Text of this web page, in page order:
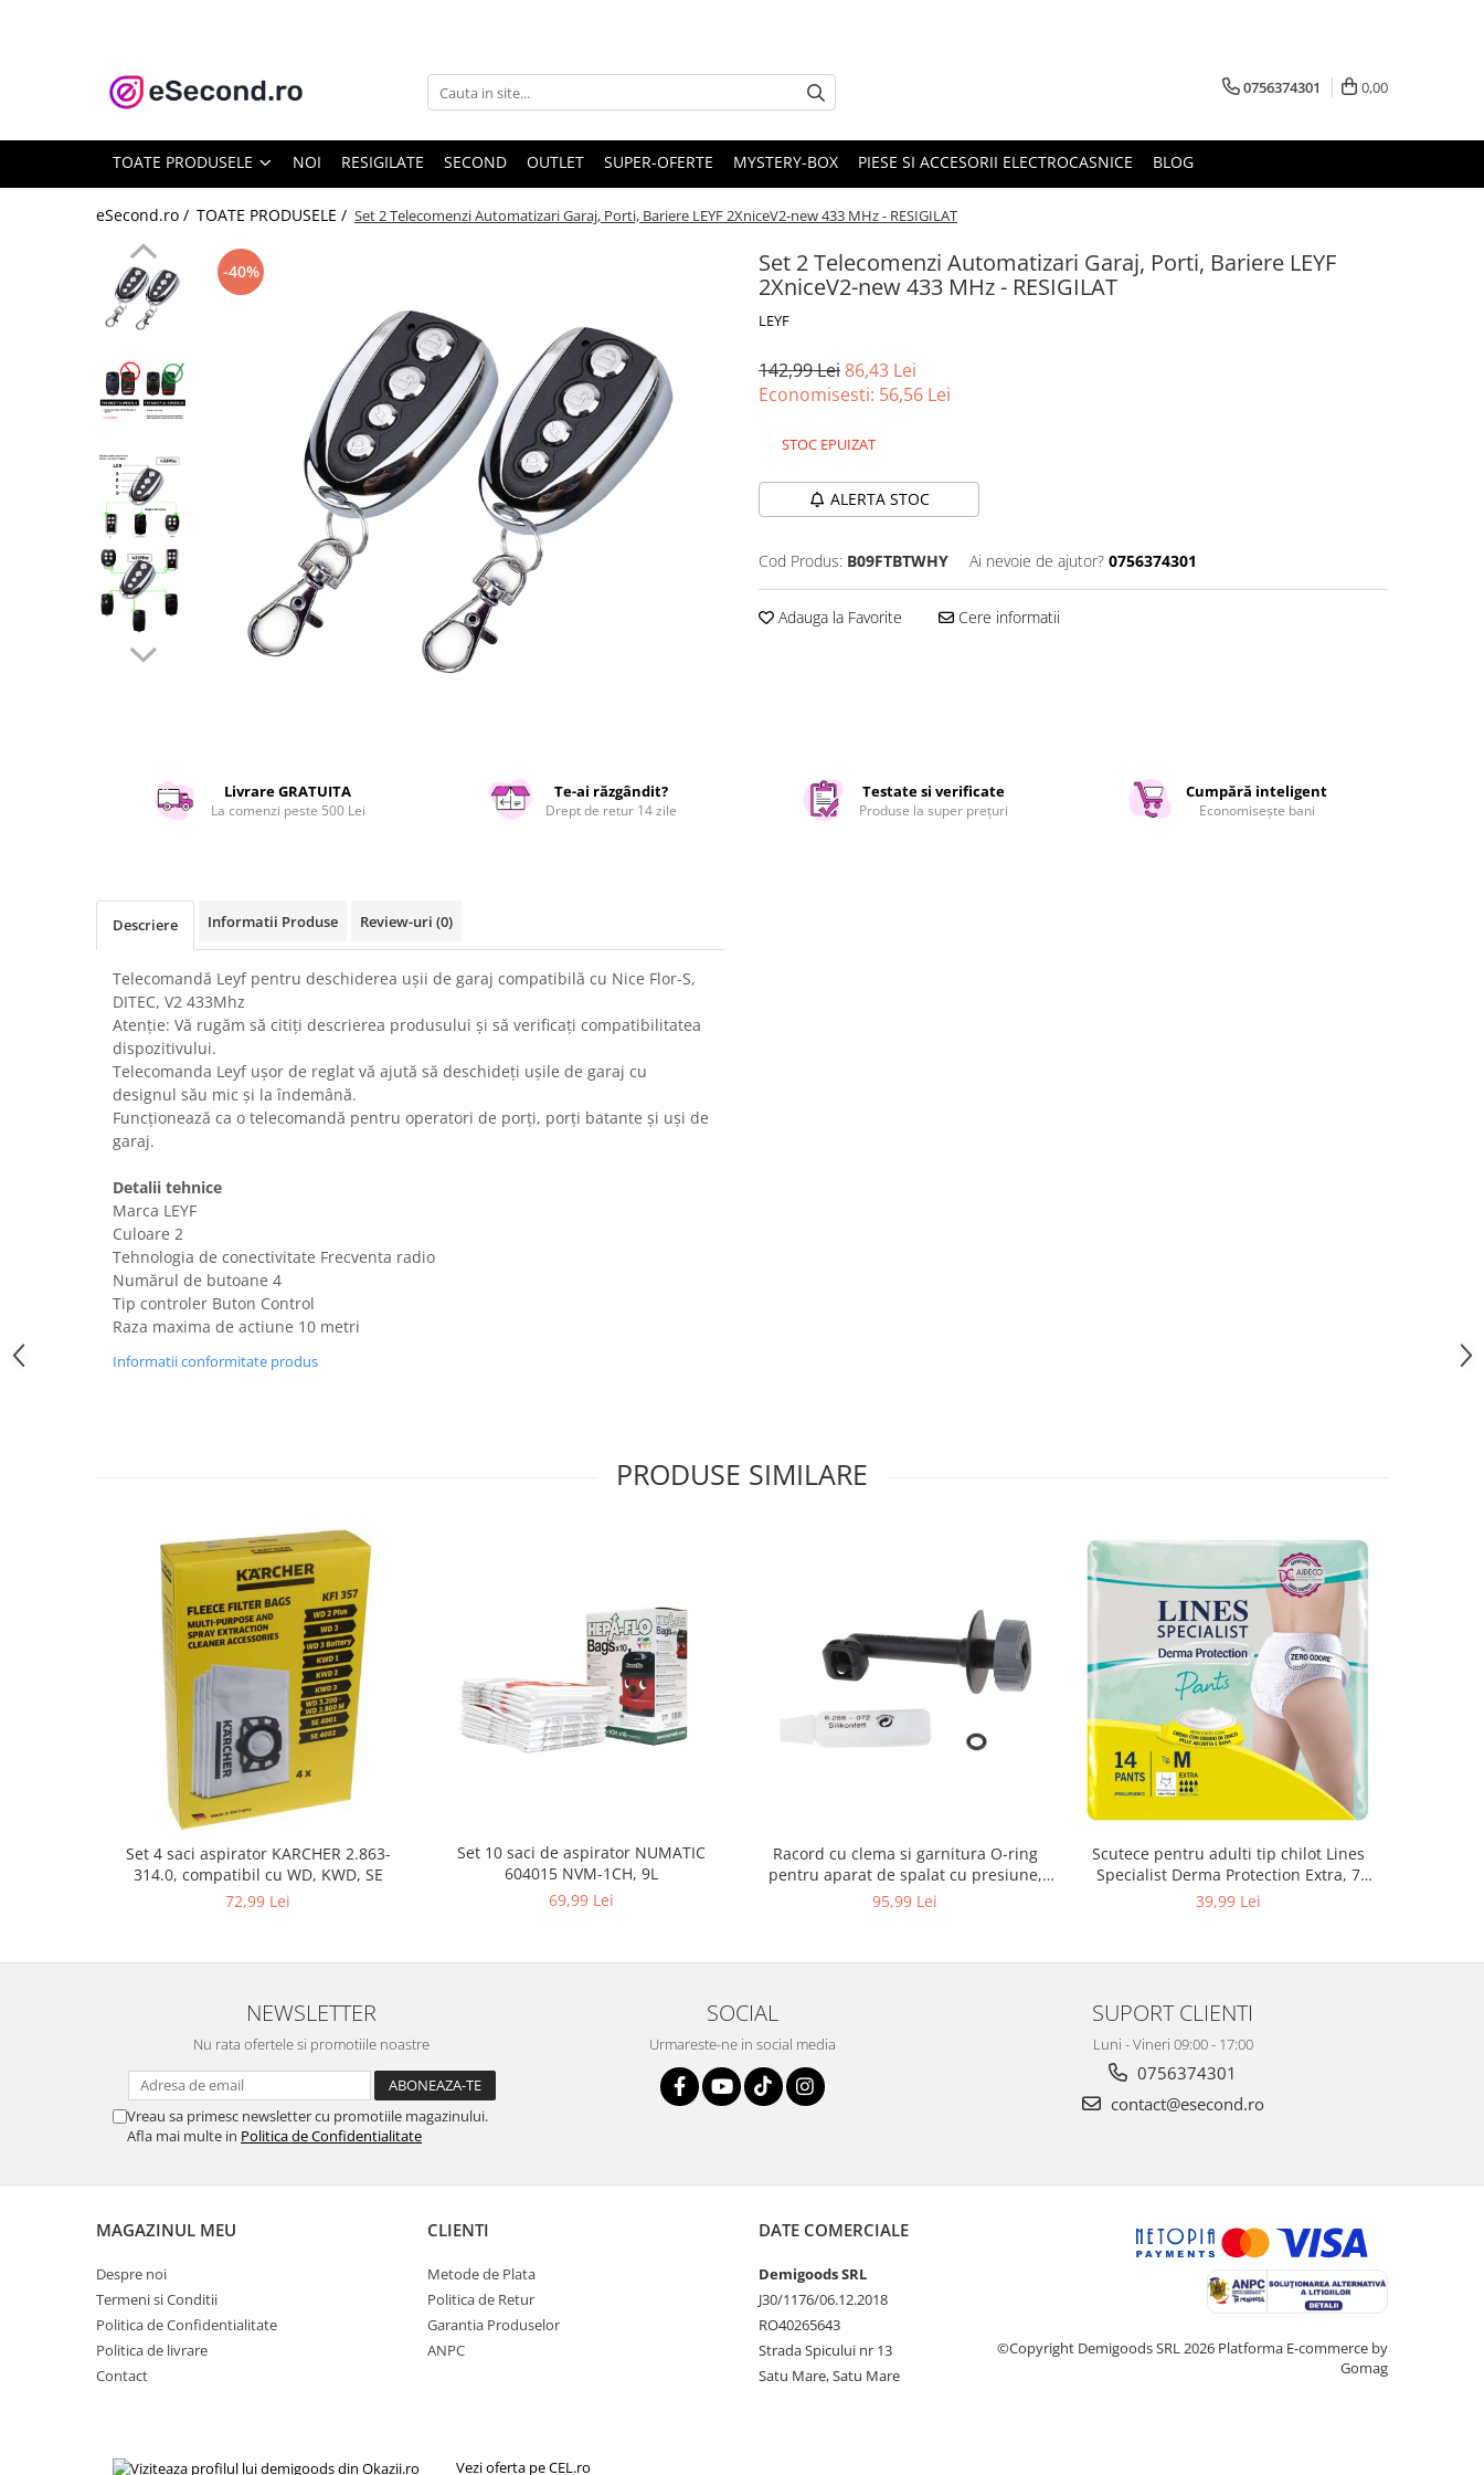
TOATE PRODUSELE
Accesorii Auto
Covorase auto
Echipamente pentru Atelier
Electronice Auto
Intretinere & Cosmetica auto
Trotinete electrice
Casa, Gradina & Bricolaj
Bucatarie & Servire
Curatenie si intretinere
Hobby-uri creative
Iluminat & Electrice
Mobila Living & Dining
Organizare si depozitare
Scule electrice si unelte
Silicon, spume si solutii tehnice
Sisteme Incalzire
Textile si covoare
Uscatoare rufe
Utilaje si materiale de constructii
Laptop, Tablete & Telefoane
Accesorii tablete
Laptopuri si Accesorii
Wearable & Gadgeturi
Electrocasnice & Climatizare
Accesorii si piese masini spalat
rufe si uscatoare
Accesorii si piese masini spalat
Aparate Frigorifice
Purificatoare de aer
Cutii, curele si accesorii ceasuri
Genti si accesorii barbati
Genti si accesorii femei
Imbracaminte barbati
Imbracaminte si Incaltaminte copii
Incaltaminte barbati
Ochelari de vedere
Console, Jocuri & Accesorii
Ingrijire personala & Cosmetice
Accesorii aparate de ras electrice
Accesorii aparate hair styling
Aparate cosmetice
Consumabile sanitare
Cosmetice si produse ingrijire
Hrana bebelusi
0756374301 0,00
TOATE PRODUSELE NOI RESIGILATE SECOND OUTLET SUPER-OFERTE MYSTERY-BOX PIESE SI ACCESORII ELECTROCASNICE BLOG
eSecond.ro / TOATE PRODUSELE / Set 2 Telecomenzi Automatizari Garaj, Porti, Bariere LEYF 2XniceV2-new 433 MHz - RESIGILAT
Set 2 Telecomenzi Automatizari Garaj, Porti, Bariere LEYF
2XniceV2-new 433 MHz - RESIGILAT
LEYF
-40%
142,99 Lei86,43 Lei
Economisesti: 56,56 Lei
STOC EPUIZAT
ALERTA STOC
Cod Produs: B09FTBTWHY Ai nevoie de ajutor? 0756374301
Adauga la Favorite Cere informatii
Livrare GRATUITA
La comenzi peste 500 Lei
Te-ai răzgândit?
Drept de retur 14 zile
Testate si verificate
Produse la super prețuri
Cumpără inteligent
Economisește bani
Descriere Informatii Produse Review-uri (0)
Telecomandă Leyf pentru deschiderea ușii de garaj compatibilă cu Nice Flor-S,
DITEC, V2 433Mhz
Atenție: Vă rugăm să citiți descrierea produsului și să verificați compatibilitatea
dispozitivului.
Telecomanda Leyf ușor de reglat vă ajută să deschideți ușile de garaj cu
designul său mic și la îndemână.
Funcționează ca o telecomandă pentru operatori de porți, porți batante și uși de
garaj.
Detalii tehnice
Marca LEYF
Culoare 2
Tehnologia de conectivitate Frecventa radio
Numărul de butoane 4
Tip controler Buton Control
Raza maxima de actiune 10 metri
Informatii conformitate produs
PRODUSE SIMILARE
Set 4 saci aspirator KARCHER 2.863-
314.0, compatibil cu WD, KWD, SE
72,99 Lei
Set 10 saci de aspirator NUMATIC
604015 NVM-1CH, 9L
69,99 Lei
Racord cu clema si garnitura O-ring
pentru aparat de spalat cu presiune,
KARCHER 4.064-047.0, K2, K3, K4
95,99 Lei
Scutece pentru adulti tip chilot Lines
Specialist Derma Protection Extra, 7
picaturi, marimea M, 14 bucati
39,99 Lei
NEWSLETTER
Nu rata ofertele si promotiile noastre
Vreau sa primesc newsletter cu promotiile magazinului.
Afla mai multe in Politica de Confidentialitate
SOCIAL
Urmareste-ne in social media
SUPORT CLIENTI
Luni - Vineri 09:00 - 17:00
0756374301
contact@esecond.ro
MAGAZINUL MEU
Despre noi
Termeni si Conditii
Politica de Confidentialitate
Politica de livrare
Contact
CLIENTI
Metode de Plata
Politica de Retur
Garantia Produselor
ANPC
DATE COMERCIALE
Demigoods SRL
J30/1176/06.12.2018
RO40265643
Strada Spicului nr 13
Satu Mare, Satu Mare
©Copyright Demigoods SRL 2026 Platforma E-commerce by
Gomag
Vezi oferta pe CEL.ro